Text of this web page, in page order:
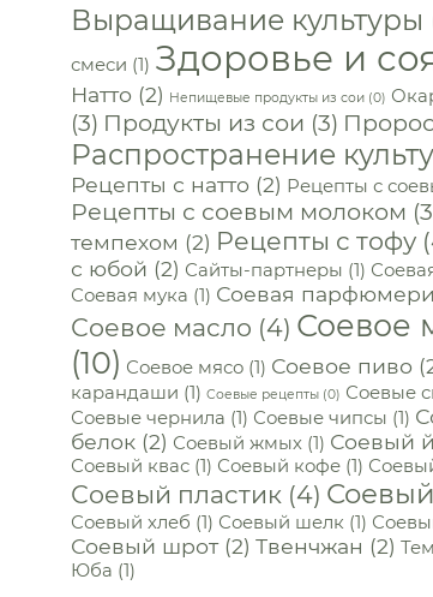
Выращивание культуры
смеси (1) Здоровье и
Натто(2) Непищевые продукты из сои(0)
(3) Продукты из сои (3)
Распространение
Рецепты с натто(2) Рецепты с
Рецепты с соевым молоком
темпехом (2) Рецепты с тофу
с юбой (2) Сайты-партнеры (1)
Соевая мука (1) Соевая
Соевое масло (4) Соевое
(10) Соевое мясо(1) Соевое пиво
карандаши (1) Соевые рецепты(0) Соевые
Соевые чернила (1) Соевые чипсы (1)
белок(2) Соевый жмых(1) Соевый
Соевый квас(1) Соевый кофе(1)
Соевый пластик (4)
Соевый хлеб (1) Соевый шелк (1)
Соевый шрот(2) Твенчжан (2)
Юба (1)